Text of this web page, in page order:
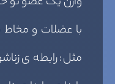
با عضلات و
مثل: رابطه ی